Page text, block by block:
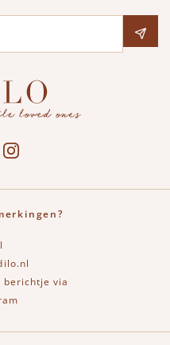
Bekijk onze Instagram pagina
berichtje via